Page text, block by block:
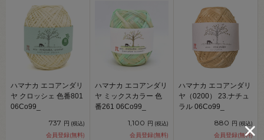
ハマナカ エコアンダリ
ヤ クロッシェ 色番801
06Co99_
737 円 (税込)
会員登録(無料)
ハマナカ エコアンダリ
ヤ ミックスカラー 色
番261 06Co99_
1,100 円 (税込)
会員登録(無料)
ハマナカ エコアンダリ
ヤ（0200） 23.ナチュ
ラル 06Co99_
880 円 (税込)
会員登録(無料)